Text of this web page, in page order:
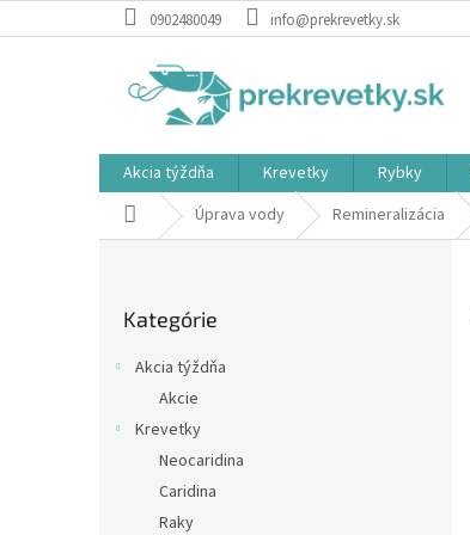
na
0902480049 info@prekrevetky.sk
Akcia týždňa Krevetky Rybky
DomovÚprava vody Remineralizácia
kategórie
Kategórie
Akcia týždňa
Akcie
Krevetky
Neocaridina
Caridina
Raky